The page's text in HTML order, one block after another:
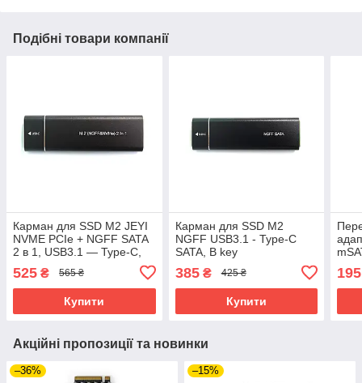
Подібні товари компанії
Карман для SSD M2 JEYI
NVME PCIe + NGFF SATA
2 в 1, USB3.1 — Type-C,
525 ₴ 565 ₴
Купити
Карман для SSD M2
NGFF USB3.1 - Type-C
SATA, B key
385₴ 425 ₴
Купити
195
Акційні пропозиції та новинки
–36% –15%